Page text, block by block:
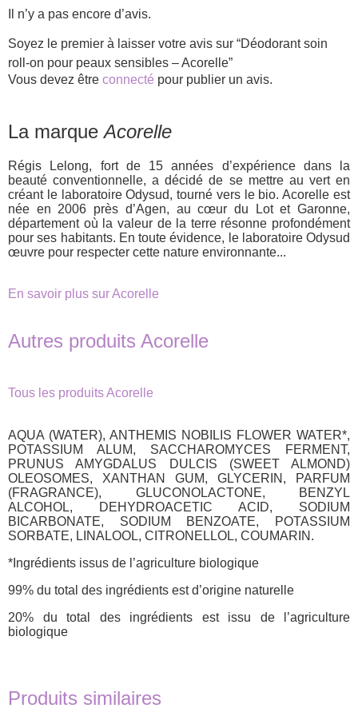
Il n’y a pas encore d’avis.
Soyez le premier à laisser votre avis sur “Déodorant soin
roll-on pour peaux sensibles – Acorelle”
Vous devez être connecté pour publier un avis.
La marqueAcorelle
Régis Lelong, fort de 15 années d’expérience dans la
beauté conventionnelle, a décidé de se mettre au vert en
créant le laboratoire Odysud, tourné vers le bio. Acorelle est
née en 2006 près d’Agen, au cœur du Lot et Garonne,
département où la valeur de la terre résonne profondément
pour ses habitants. En toute évidence, le laboratoire Odysud
œuvre pour respecter cette nature environnante...
En savoir plus sur Acorelle
Autres produits Acorelle
Tous les produits Acorelle
AQUA (WATER), ANTHEMIS NOBILIS FLOWER WATER*,
POTASSIUM ALUM, SACCHAROMYCES FERMENT,
PRUNUS AMYGDALUS DULCIS (SWEET ALMOND)
OLEOSOMES, XANTHAN GUM, GLYCERIN, PARFUM
(FRAGRANCE), GLUCONOLACTONE, BENZYL
ALCOHOL, DEHYDROACETIC ACID, SODIUM
BICARBONATE, SODIUM BENZOATE, POTASSIUM
SORBATE, LINALOOL, CITRONELLOL, COUMARIN.
*Ingrédients issus de l’agriculture biologique
99% du total des ingrédients est d’origine naturelle
20% du total des ingrédients est issu de l’agriculture
biologique
Produits similaires